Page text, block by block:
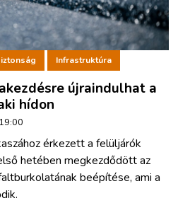
Infrastruktúra
újraindulhat a
hídon
érkezett a felüljárók
hetében megkezdődött az
beépítése, ami a